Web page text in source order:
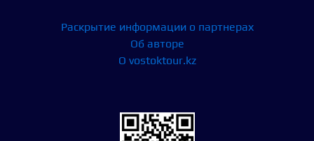
Раскрытие информации о партнерах
Об авторе
О vostoktour.kz